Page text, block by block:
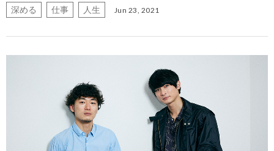
深める 仕事 人生 Jun 23, 2021